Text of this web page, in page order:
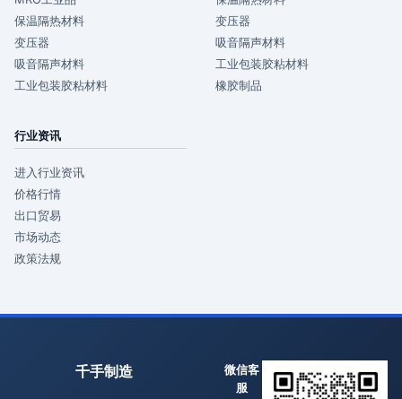
保温隔热材料
变压器
吸音隔声材料
工业包装胶粘材料
变压器
吸音隔声材料
工业包装胶粘材料
橡胶制品
行业资讯
进入行业资讯
价格行情
出口贸易
市场动态
政策法规
千手制造
微信客
服